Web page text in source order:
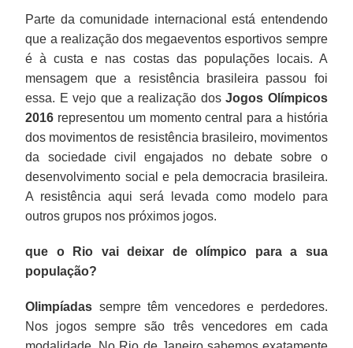
Parte da comunidade internacional está entendendo
que a realização dos megaeventos esportivos sempre
é à custa e nas costas das populações locais. A
mensagem que a resistência brasileira passou foi
essa. E vejo que a realização dosJogos Olímpicos
2016 representou um momento central para a história
dos movimentos de resistência brasileiro, movimentos
da sociedade civil engajados no debate sobre o
desenvolvimento social e pela democracia brasileira.
A resistência aqui será levada como modelo para
outros grupos nos próximos jogos.
que o Rio vai deixar de olímpico para a sua
população?
Olimpíadas sempre têm vencedores e perdedores.
Nos jogos sempre são três vencedores em cada